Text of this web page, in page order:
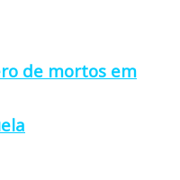
de mortos em